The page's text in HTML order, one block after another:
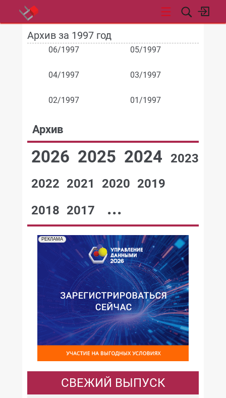
Архив за 1997 год
06/1997 05/1997
04/1997 03/1997
02/1997 01/1997
Архив
2026 2025 2024
2023
2022 2021 2020 2019
2018 2017 ...
РЕКЛАМА
СВЕЖИЙ ВЫПУСК